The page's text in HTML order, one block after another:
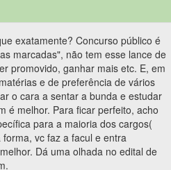
exatamente? Concurso público é
marcadas", não tem esse lance de
promovido, ganhar mais etc. E, em
e de preferência de vários
o cara a sentar a bunda e estudar
é melhor. Para ficar perfeito, acho
para a maioria dos cargos(
vc faz a facul e entra
Dá uma olhada no edital de